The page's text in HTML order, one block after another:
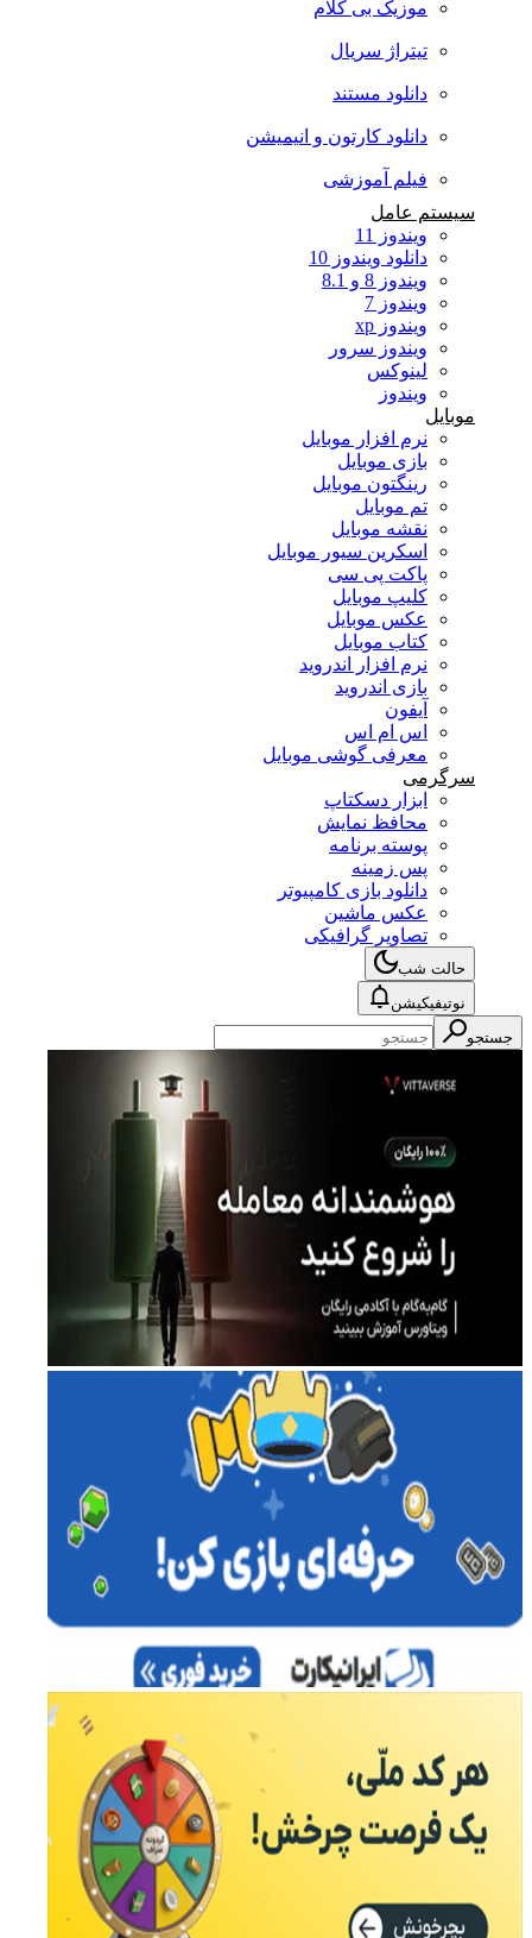
موزیک بی کلام
تیتراژ سریال
دانلود مستند
دانلود کارتون و انیمیشن
فیلم آموزشی
سیستم عامل
ویندوز 11
دانلود ویندوز 10
ویندوز 8 و 8.1
ویندوز 7
ویندوز xp
ویندوز سرور
لینوکس
ویندوز
موبایل
نرم افزار موبایل
بازی موبایل
رینگتون موبایل
تم موبایل
نقشه موبایل
اسکرین سیور موبایل
پاکت پی سی
کلیپ موبایل
عکس موبایل
کتاب موبایل
نرم افزار اندروید
بازی اندروید
آیفون
اس ام اس
معرفی گوشی موبایل
سرگرمی
ابزار دسکتاپ
محافظ نمایش
پوسته برنامه
پس زمینه
دانلود بازی کامپیوتر
عکس ماشین
تصاویر گرافیکی
حالت شب
نوتیفیکیشن
جستجو